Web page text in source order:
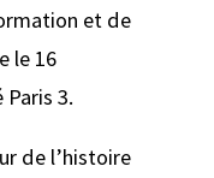
et de
le 16
3.
de l’histoire